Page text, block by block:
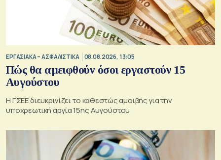
ΕΡΓΑΣΙΑΚΑ – ΑΣΦΑΛΙΣΤΙΚΑ 08.08.2026, 13:05
Πώς θα αμειφθούν όσοι εργαστούν 15
Αυγούστου
Η ΓΣΕΕ διευκρινίζει το καθεστώς αμοιβής για την
υποχρεωτική αργία 15ης Αυγούστου